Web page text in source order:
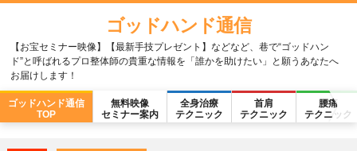
ゴッドハンド通信
【お宝セミナー映像】【最新手技プレゼント】などなど、巷で“ゴッドハン
ド”と呼ばれるプロ整体師の貴重な情報を「誰かを助けたい」と願うあなたへ
お届けします！
ゴッドハンド通信
TOP
無料映像
セミナー案内
全身治療
テクニック
首肩
テクニック
腰痛
テクニック